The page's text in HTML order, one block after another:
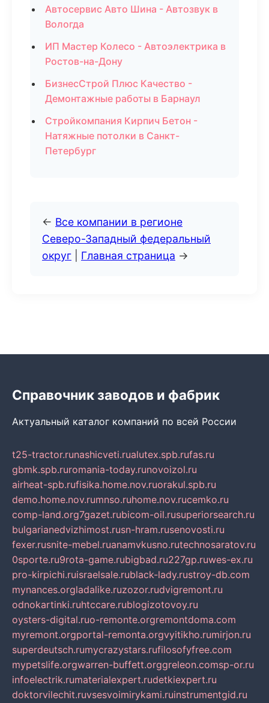
Автосервис Авто Шина - Автозвук в
Вологда
ИП Мастер Колесо - Автоэлектрика в
Ростов-на-Дону
БизнесСтрой Плюс Качество -
Демонтажные работы в Барнаул
Стройкомпания Кирпич Бетон -
Натяжные потолки в Санкт-
Петербург
← Все компании в регионе
Северо-Западный федеральный
округ
Главная страница →
Справочник заводов и фабрик
Актуальный каталог компаний по всей России
t25-tractor.runashicveti.rualutex.spb.rufas.ru
gbmk.spb.ruromania-today.runovoizol.ru
airheat-spb.rufisika.home.nov.ruorakul.spb.ru
demo.home.nov.rumnso.ruhome.nov.rucemko.ru
comp-land.org7gazet.rubicom-oil.rusuperiorsearch.ru
bulgarianedvizhimost.rusn-hram.rusenovosti.ru
fexer.rusnite-mebel.ruanamvkusno.rutechnosaratov.ru
0sporte.ru9rota-game.rubigbad.ru227gp.ruwes-ex.ru
pro-kirpichi.ruisraelsale.rublack-lady.rustroy-db.com
mynances.orgladalike.ruzozor.rudvigremont.ru
odnokartinki.ruhtccare.rublogizotovoy.ru
oysters-digital.ruo-remonte.orgremontdoma.com
myremont.orgportal-remonta.orgvyitikho.rumirjon.ru
superdeutsch.rumycrazystars.rufilosofyfree.com
mypetslife.orgwarren-buffett.orggreleon.comsp-or.ru
infoelectrik.rumaterialexpert.rudetkiexpert.ru
doktorvilechit.ruvsesvoimirykami.ruinstrumentgid.ru